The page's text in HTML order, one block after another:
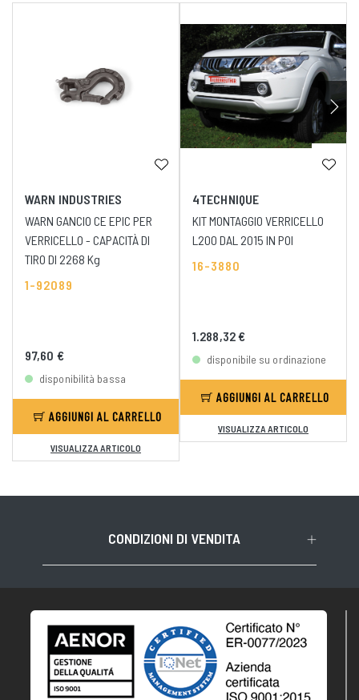
WARN INDUSTRIES
WARN GANCIO CE EPIC PER
VERRICELLO - CAPACITÀ DI
TIRO DI 2268 Kg
1-92089
97,60 €
disponibilità bassa
AGGIUNGI AL CARRELLO
VISUALIZZA ARTICOLO
4TECHNIQUE
KIT MONTAGGIO VERRICELLO
L200 DAL 2015 IN POI
16-3880
1.288,32 €
disponibile su ordinazione
AGGIUNGI AL CARRELLO
VISUALIZZA ARTICOLO
CONDIZIONI DI VENDITA